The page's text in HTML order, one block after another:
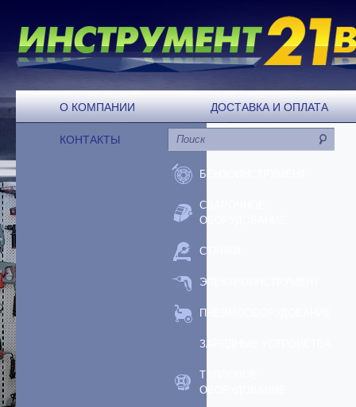
О КОМПАНИИ ДОСТАВКА И ОПЛАТА
КОНТАКТЫ
БЕНЗОИНСТРУМЕНТ
СВАРОЧНОЕ
ОБОРУДОВАНИЕ
СТАНКИ
ЭЛЕКТРОИНСТРУМЕНТ
ПНЕВМООБОРУДОВАНИЕ
ЗАРЯДНЫЕ УСТРОЙСТВА
ТЕПЛОВОЕ
ОБОРУДОВАНИЕ